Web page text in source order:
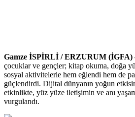
Gamze İSPİRLİ / ERZURUM (İGFA)
çocuklar ve gençler; kitap okuma, doğa
sosyal aktivitelerle hem eğlendi hem de
güçlendirdi. Dijital dünyanın yoğun
etkinlikte, yüz yüze iletişimin ve anı
vurgulandı.